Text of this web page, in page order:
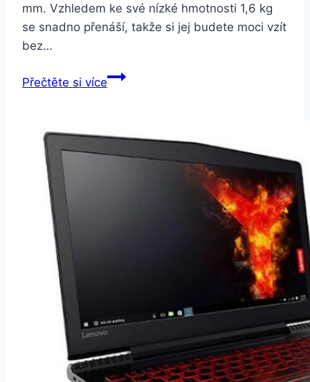
mm. Vzhledem ke své nízké hmotnosti 1,6 kg
se snadno přenáší, takže si jej budete moci vzít
bez…
Přečtěte si víceASUS